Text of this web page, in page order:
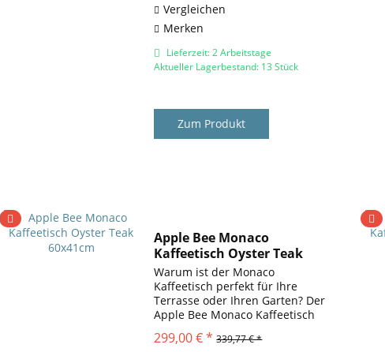
Vergleichen
Merken
Lieferzeit: 2 Arbeitstage
Aktueller Lagerbestand: 13 Stück
Zum Produkt
Apple Bee Monaco
Kaffeetisch Oyster Teak
60x41cm
Warum ist der Monaco
Kaffeetisch perfekt für Ihre
Terrasse oder Ihren Garten? Der
Apple Bee Monaco Kaffeetisch
vereint stilvolles Design mit
hoher Funktionalität und ist
299,00 € * 339,77 € *